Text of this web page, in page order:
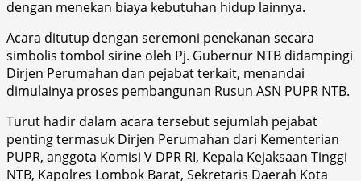
dengan menekan biaya kebutuhan hidup lainnya.
Acara ditutup dengan seremoni penekanan secara
simbolis tombol sirine oleh Pj. Gubernur NTB didampingi
Dirjen Perumahan dan pejabat terkait, menandai
dimulainya proses pembangunan Rusun ASN PUPR NTB.
Turut hadir dalam acara tersebut sejumlah pejabat
penting termasuk Dirjen Perumahan dari Kementerian
PUPR, anggota Komisi V DPR RI, Kepala Kejaksaan Tinggi
NTB, Kapolres Lombok Barat, Sekretaris Daerah Kota